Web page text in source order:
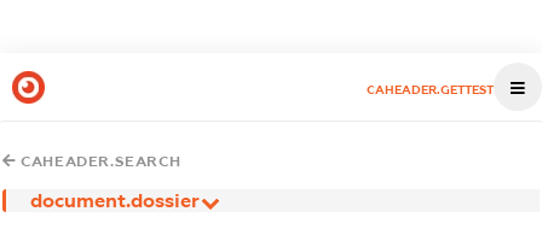
CAHEADER.GETTEST
CAHEADER.SEARCH
document.dossier